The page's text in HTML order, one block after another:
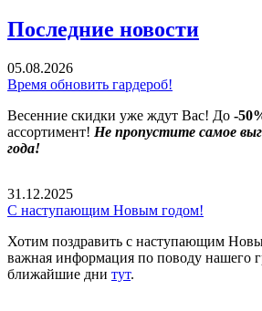
Последние новости
05.08.2026
Время обновить гардероб!
Весенние скидки уже ждут Вас! До -
ассортимент! Не пропустите самое
года!
31.12.2025
С наступающим Новым годом!
Хотим поздравить с наступающим
важная информация по поводу нашего
ближайшие дни тут.